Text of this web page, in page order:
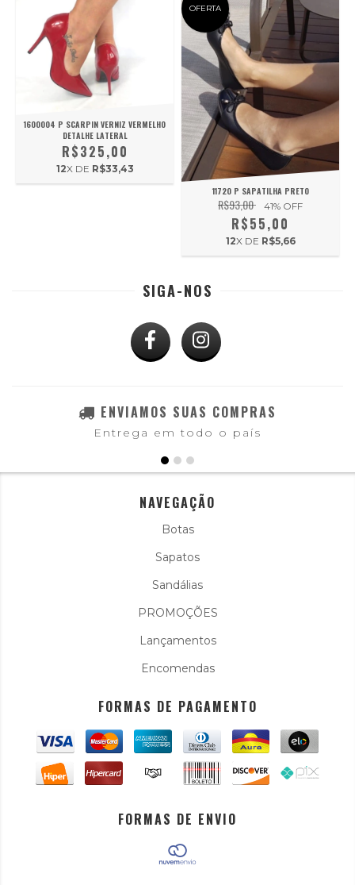
1600004 P SCARPIN VERNIZ VERMELHO
DETALHE LATERAL
R$325,00
12X DE R$33,43
OFERTA
11720 P SAPATILHA PRETO
R$93,00 41% OFF
R$55,00
12X DE R$5,66
SIGA-NOS
ENVIAMOS SUAS COMPRAS
Entrega em todo o país
NAVEGAÇÃO
Botas
Sapatos
Sandálias
PROMOÇÕES
Lançamentos
Encomendas
FORMAS DE PAGAMENTO
FORMAS DE ENVIO